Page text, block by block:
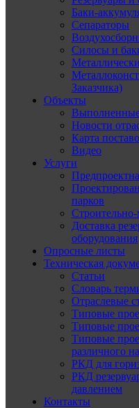
Баки-
Сепараторы
Силосы и
Заказчика)
Объекты
Новости
Карта
Видео
Услуги
парков
Доставка
оборудования
Опросные листы
Техническая
Статьи
Словарь
Отраслевые
Типовые
Типовые
Типовые
различного
РКД для
РКД
давлением
Контакты